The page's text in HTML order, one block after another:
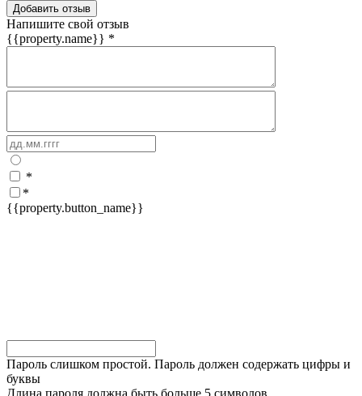
Добавить отзыв
Напишите свой отзыв
{{property.name}} *
*
*
{{property.button_name}}
Пароль слишком простой. Пароль должен содержать цифры и
буквы
Длина пароля должна быть больше 5 символов